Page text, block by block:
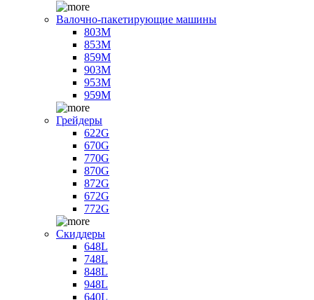
Валочно-пакетирующие машины
803M
853M
859M
903M
953M
959M
Грейдеры
622G
670G
770G
870G
872G
672G
772G
Скиддеры
648L
748L
848L
948L
640L